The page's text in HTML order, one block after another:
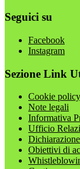
Seguici su
Facebook
Instagram
Sezione Link
Cookie policy
Note legali
Informativa
Ufficio
Obiettivi di